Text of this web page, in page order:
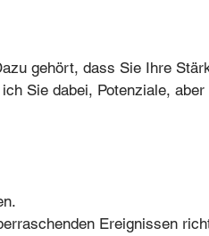
gehört, dass Sie Ihre
Sie dabei, Potenziale,
Ereignissen